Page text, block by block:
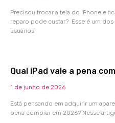
Precisou trocar a tela do iPhone e
reparo pode custar? Esse é um
usuários
Qual iPad vale a pena
1 de junho de 2026
Está pensando em adquirir um
pena comprar em 2026? Nesse